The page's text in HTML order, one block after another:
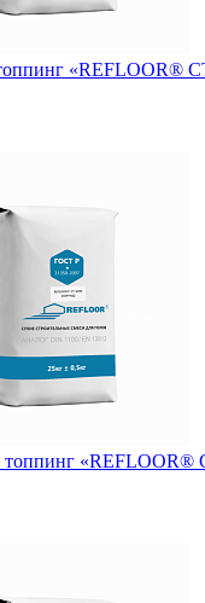
«REFLOOR®
«REFLOOR®